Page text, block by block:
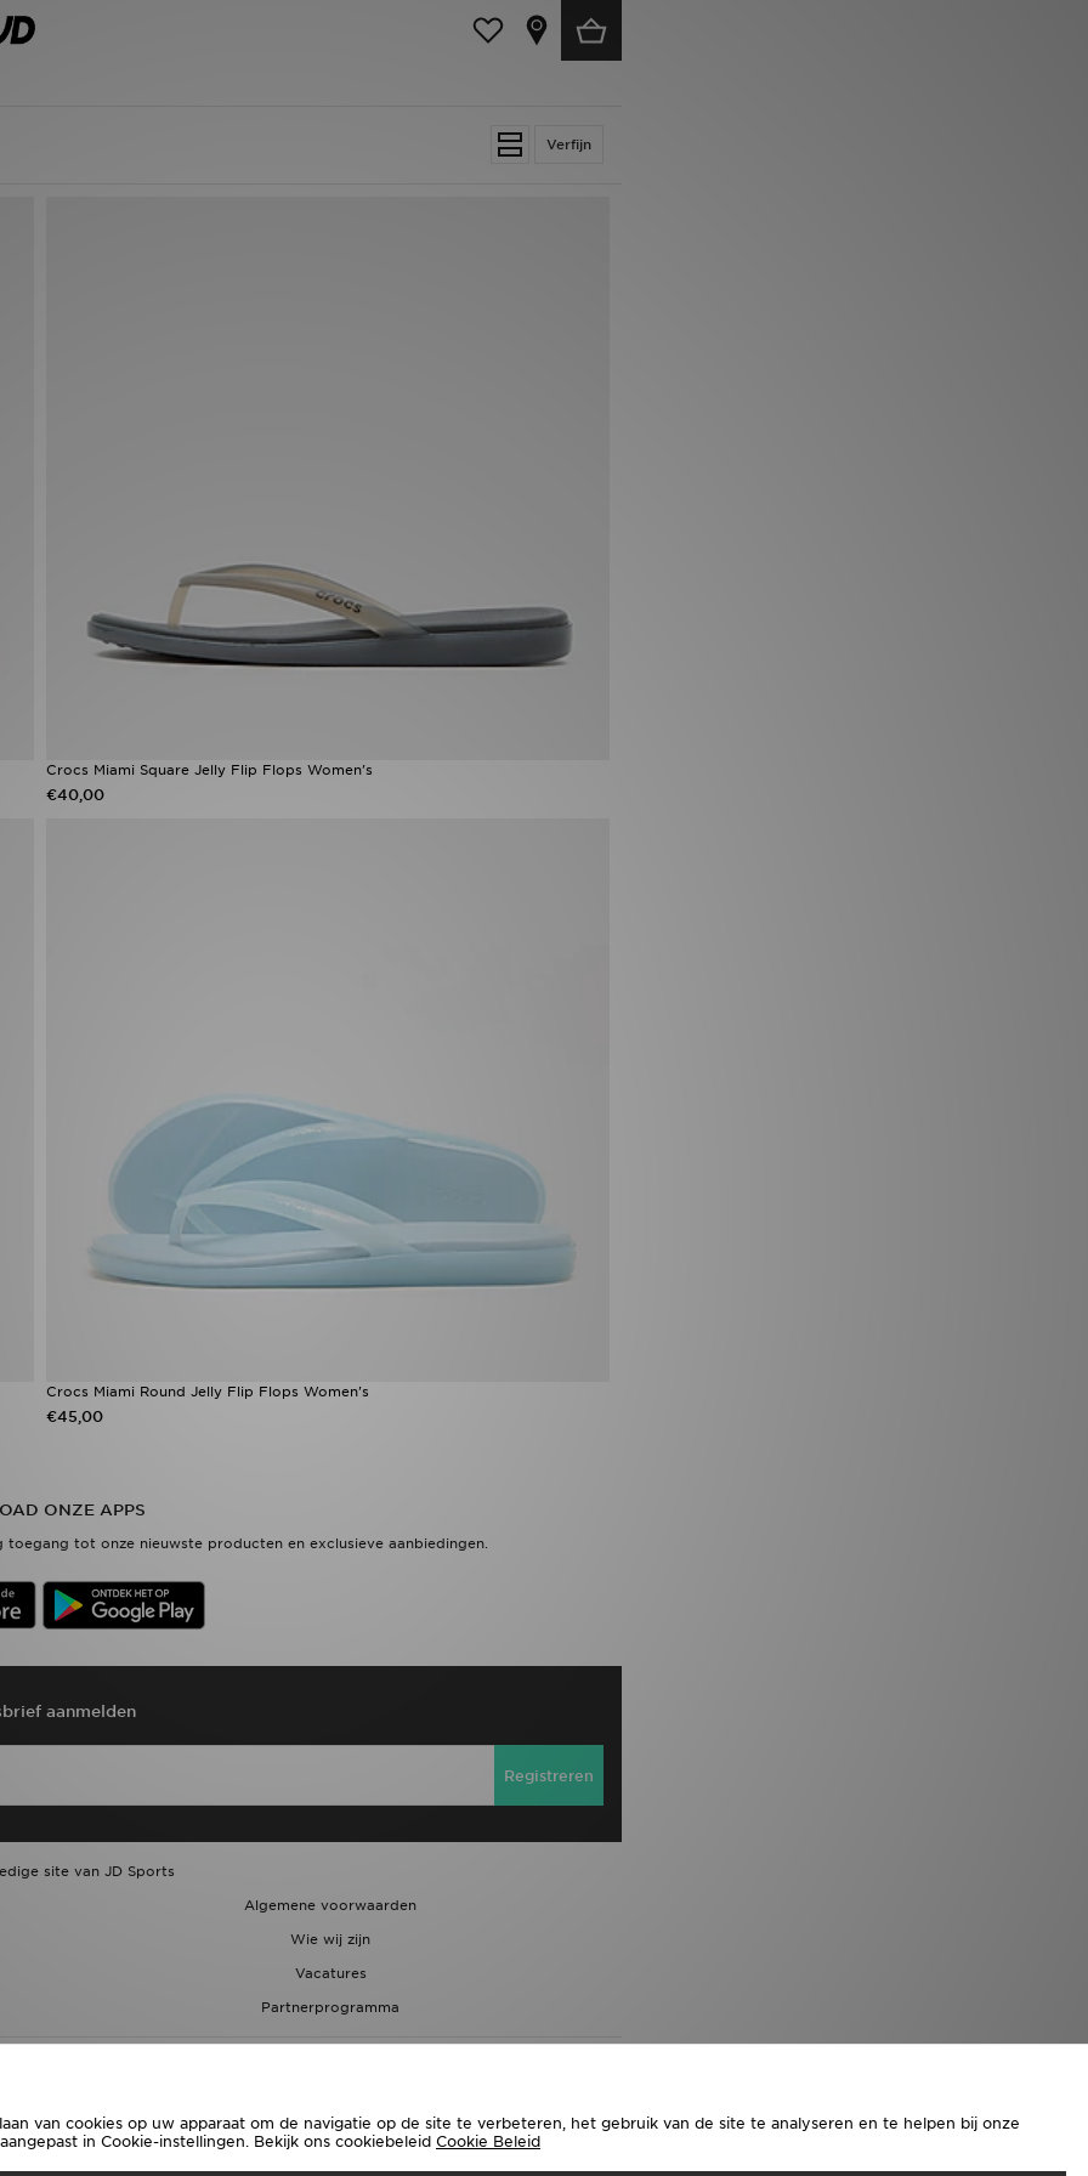
Verfijn
Crocs Miami Square Jelly Flip Flops Women's
€40,00
Crocs Miami Round Jelly Flip Flops Women's
€45,00
ONZE APPS
tot onze nieuwste producten en exclusieve aanbiedingen.
aanmelden
Registreren
site van JD Sports
Algemene voorwaarden
Wie wij zijn
Vacatures
Partnerprogramma
van cookies op uw apparaat om de navigatie op de site te verbeteren, het gebruik van de site te analyseren en te helpen bij onze
in Cookie-instellingen. Bekijk ons cookiebeleid Cookie Beleid